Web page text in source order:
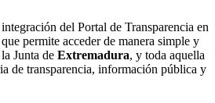
del Portal de Transparencia en
permite acceder de manera simple y
Junta de Extremadura, y toda aquella
de transparencia, información pública y